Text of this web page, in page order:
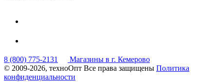
8 (800) 775-2131
Магазины в г. Кемерово
© 2009-2026, техноОпт Все права защищены Политика
конфиденциальности